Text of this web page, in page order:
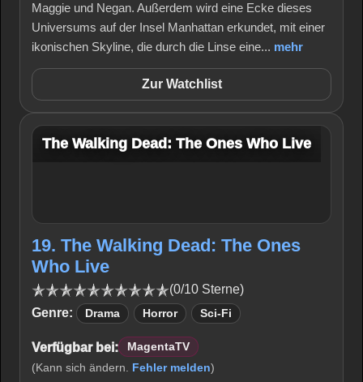
Maggie und Negan. Außerdem wird eine Ecke dieses
Universums auf der Insel Manhattan erkundet, mit einer
ikonischen Skyline, die durch die Linse eine... mehr
Zur Watchlist
The Walking Dead: The Ones Who Live
19. The Walking Dead: The Ones
Who Live
(0/10 Sterne)
Genre:
Drama Horror Sci-Fi
Verfügbar bei:
MagentaTV
(Kann sich ändern. Fehler melden)